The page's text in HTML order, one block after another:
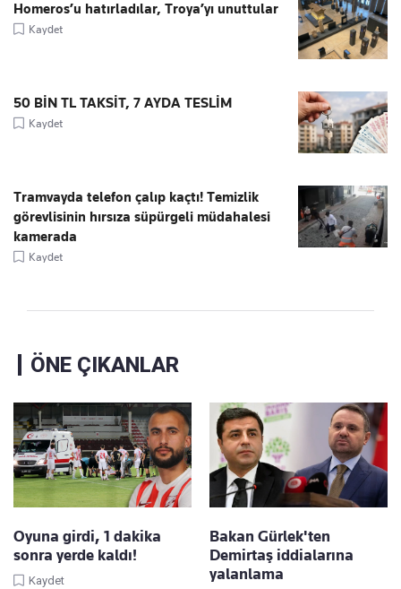
Homeros’u hatırladılar, Troya’yı unuttular
Kaydet
50 BİN TL TAKSİT, 7 AYDA TESLİM
Kaydet
Tramvayda telefon çalıp kaçtı! Temizlik
görevlisinin hırsıza süpürgeli müdahalesi
kamerada
Kaydet
ÖNE ÇIKANLAR
Oyuna girdi, 1 dakika
sonra yerde kaldı!
Kaydet
Bakan Gürlek'ten
Demirtaş iddialarına
yalanlama